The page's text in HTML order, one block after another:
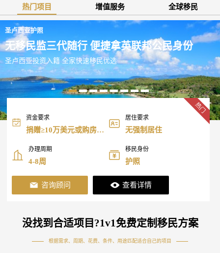
热门项目 增值服务 全球移民
圣卢西亚护照
无移民监三代随行 便捷拿英联邦公民身份
圣卢西亚投资入籍 全家快速移民优选
热门
资金要求
捐赠≥10万美元或购房
居住要求
无强制居住
办理周期
4-8周
移民身份
护照
咨询顾问 查看详情
没找到合适项目?1v1免费定制移民方案
根据需求、周期、花费、条件、用途匹配适合自己的项目